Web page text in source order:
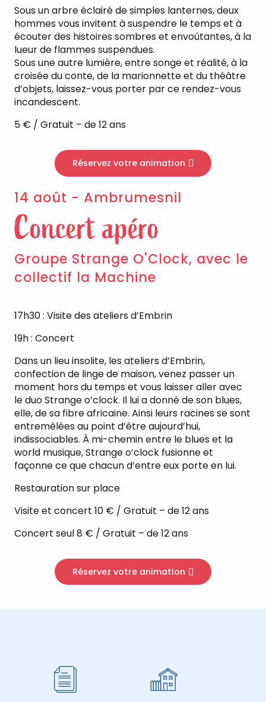
Sous un arbre éclairé de simples lanternes, deux
hommes vous invitent à suspendre le temps et à
écouter des histoires sombres et envoûtantes, à la
lueur de flammes suspendues.
Sous une autre lumière, entre songe et réalité, à la
croisée du conte, de la marionnette et du théâtre
d’objets, laissez-vous porter par ce rendez-vous
incandescent.
5 € / Gratuit – de 12 ans
Réservez votre animation
14 août - Ambrumesnil
Concert apéro
Groupe Strange O'Clock, avec le
collectif la Machine
17h30 : Visite des ateliers d’Embrin
19h : Concert
Dans un lieu insolite, les ateliers d’Embrin,
confection de linge de maison, venez passer un
moment hors du temps et vous laisser aller avec
le duo Strange o’clock. Il lui a donné de son blues,
elle, de sa fibre africaine. Ainsi leurs racines se sont
entremêlées au point d’être aujourd’hui,
indissociables. À mi-chemin entre le blues et la
world musique, Strange o’clock fusionne et
façonne ce que chacun d’entre eux porte en lui.
Restauration sur place
Visite et concert 10 € / Gratuit – de 12 ans
Concert seul 8 € / Gratuit – de 12 ans
Réservez votre animation